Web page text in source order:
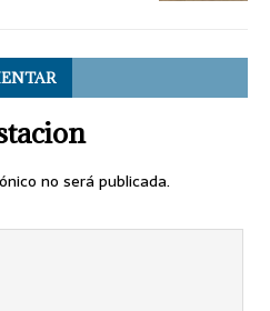
no será publicada.